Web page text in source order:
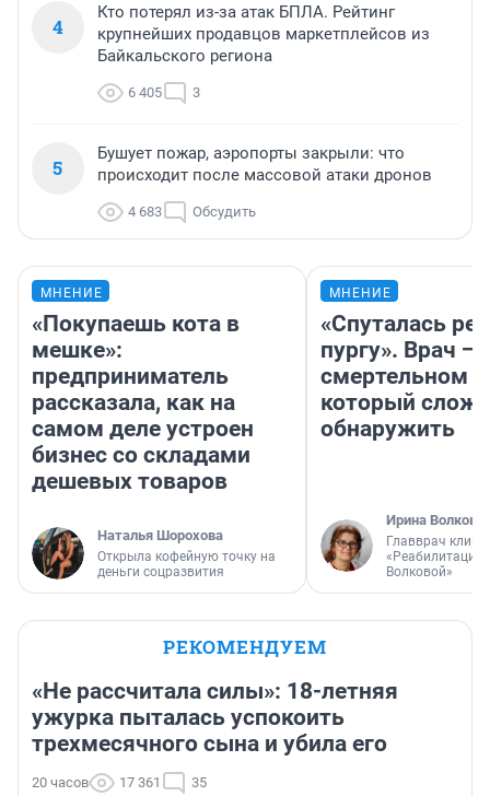
4
Кто потерял из-за атак БПЛА. Рейтинг
крупнейших продавцов маркетплейсов из
Байкальского региона
6 405 3
5
Бушует пожар, аэропорты закрыли: что
происходит после массовой атаки дронов
4 683 Обсудить
МНЕНИЕ
«Покупаешь кота в
мешке»:
предприниматель
рассказала, как на
самом деле устроен
бизнес со складами
дешевых товаров
Наталья Шорохова
Открыла кофейную точку на
деньги соцразвития
МНЕНИЕ
«Спуталась
пургу». Врач —
смертельном
который
обнаружить
Ирина Волкова
Главврач
«Реабилитация
Волковой»
РЕКОМЕНДУЕМ
«Не рассчитала силы»: 18-летняя
ужурка пыталась успокоить
трехмесячного сына и убила его
20 часов 17 361 35